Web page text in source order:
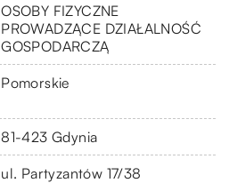
OSOBY FIZYCZNE
PROWADZĄCE DZIAŁALNOŚĆ
GOSPODARCZĄ
Pomorskie
81-423 Gdynia
ul. Partyzantów 17/38